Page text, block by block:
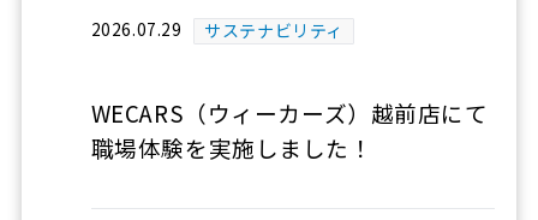
2026.07.29 サステナビリティ
WECARS（ウィーカーズ）越前店にて
職場体験を実施しました！